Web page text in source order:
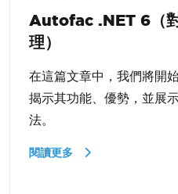
Autofac .NET 6（
理）
在這篇文章中，我們將開
揭示其功能、優勢，並展
法。
閱讀更多